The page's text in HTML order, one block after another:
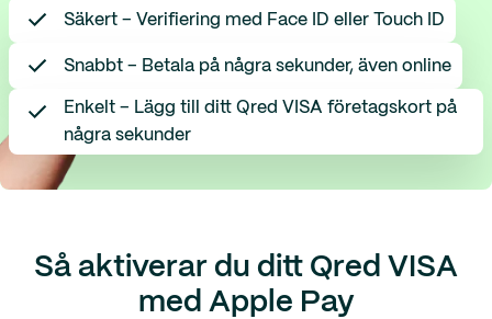
Säkert – Verifiering med Face ID eller Touch ID
Snabbt – Betala på några sekunder, även online
Enkelt – Lägg till ditt Qred VISA företagskort på
några sekunder
Så aktiverar du ditt Qred VISA
med Apple Pay